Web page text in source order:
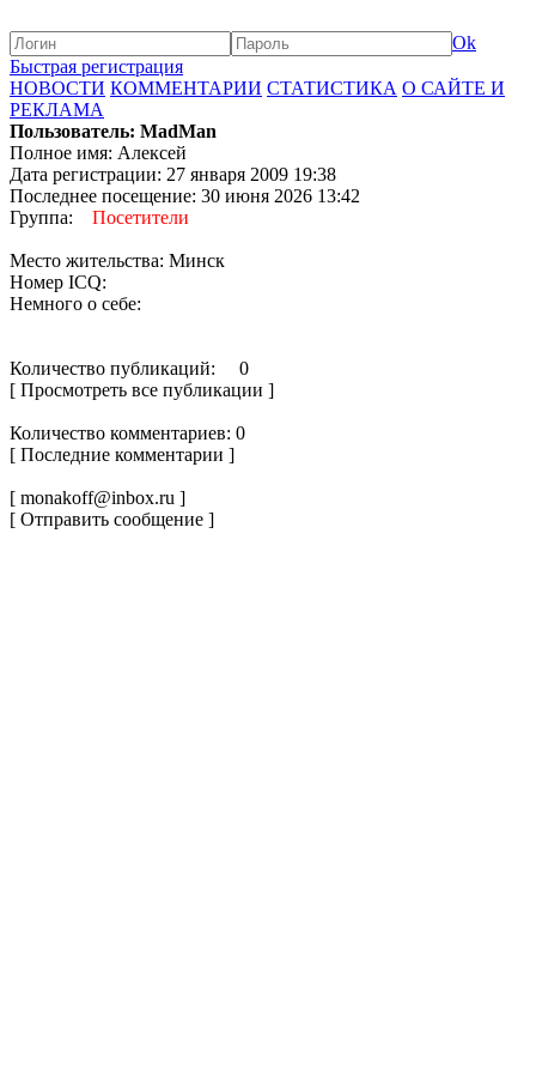
Ok
Быстрая регистрация
НОВОСТИ КОММЕНТАРИИ СТАТИСТИКА О САЙТЕ И
РЕКЛАМА
Пользователь: MadMan
Полное имя: Алексей
Дата регистрации: 27 января 2009 19:38
Последнее посещение: 30 июня 2026 13:42
Группа: Посетители
Место жительства: Минск
Номер ICQ:
Немного о себе:
Количество публикаций: 0
[ Просмотреть все публикации ]
Количество комментариев: 0
[ Последние комментарии ]
[ monakoff@inbox.ru ]
[ Отправить сообщение ]